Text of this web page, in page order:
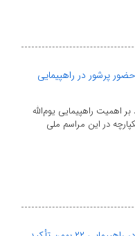
پرشور در راهپیمایی
اهمیت راهپیمایی یوم‌الله
در این مراسم ملی